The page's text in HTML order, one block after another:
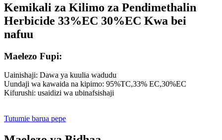
Kemikali za Kilimo za Pendimethalin
Herbicide 33%EC 30%EC Kwa bei
nafuu
Maelezo Fupi:
Uainishaji: Dawa ya kuulia wadudu
Uundaji wa kawaida na kipimo: 95%TC,33% EC,30%EC
Kifurushi: usaidizi wa ubinafsishaji
Tutumie barua pepe